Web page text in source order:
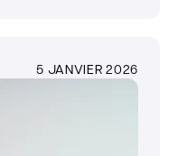
5 JANVIER 2026